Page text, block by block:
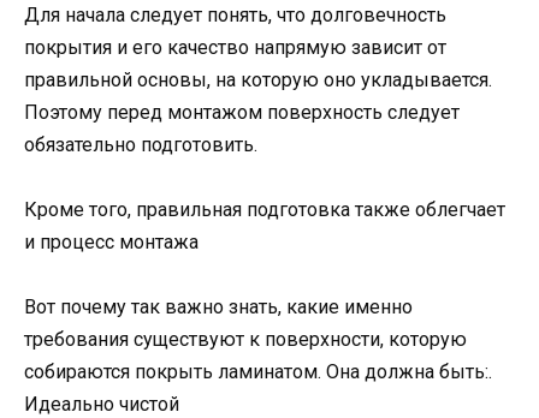
Для начала следует понять, что долговечность
покрытия и его качество напрямую зависит от
правильной основы, на которую оно укладывается.
Поэтому перед монтажом поверхность следует
обязательно подготовить.
Кроме того, правильная подготовка также облегчает
и процесс монтажа
Вот почему так важно знать, какие именно
требования существуют к поверхности, которую
собираются покрыть ламинатом. Она должна быть:.
Идеально чистой